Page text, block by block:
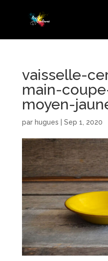
vaisselle-
main-
moyen-
par hugues Sep 1, 2020